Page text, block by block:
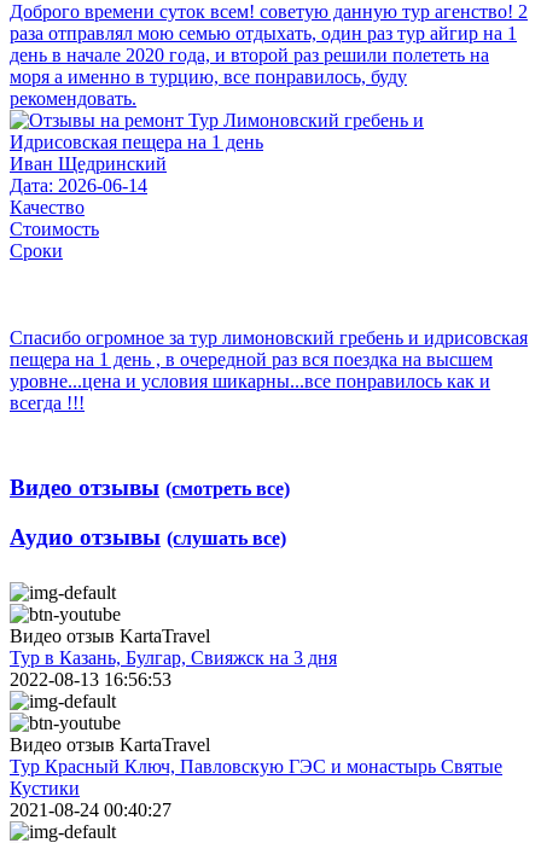
Доброго времени суток всем! советую данную тур агенство! 2
раза отправлял мою семью отдыхать, один раз тур айгир на 1
день в начале 2020 года, и второй раз решили полететь на
моря а именно в турцию, все понравилось, буду
рекомендовать.
Иван Щедринский
Дата: 2026-06-14
Качество
Стоимость
Сроки
Спасибо огромное за тур лимоновский гребень и идрисовская
пещера на 1 день , в очередной раз вся поездка на высшем
уровне...цена и условия шикарны...все понравилось как и
всегда !!!
Видео отзывы (смотреть все)
Аудио отзывы (слушать все)
Видео отзыв KartaTravel
Тур в Казань, Булгар, Свияжск на 3 дня
2022-08-13 16:56:53
Видео отзыв KartaTravel
Тур Красный Ключ, Павловскую ГЭС и монастырь Святые
Кустики
2021-08-24 00:40:27